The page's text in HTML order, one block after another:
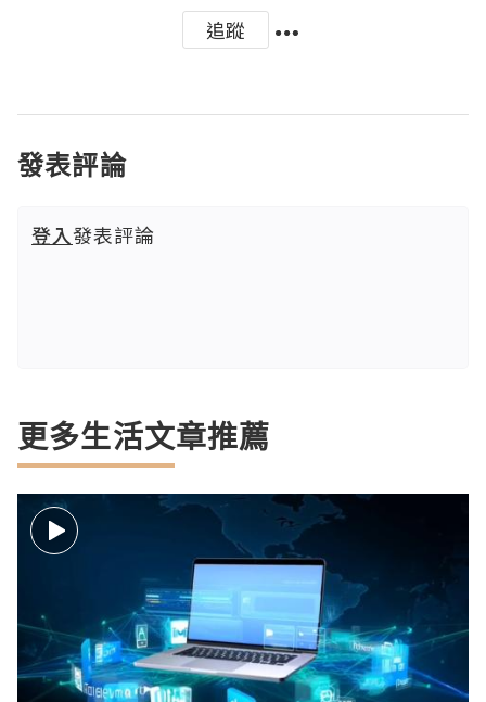
追蹤
發表評論
登入發表評論
更多生活文章推薦